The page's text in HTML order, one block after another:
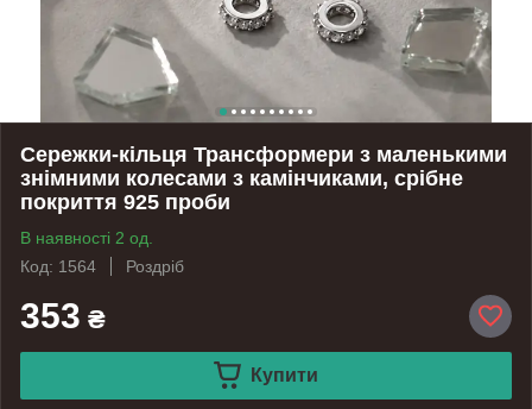
Сережки-кільця Трансформери з маленькими
знімними колесами з камінчиками, срібне
покриття 925 проби
В наявності 2 од.
Код: 1564
Роздріб
353 ₴
Купити